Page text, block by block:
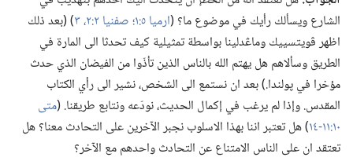
الشارع ويسألك رأيك في موضوع ما؟‏ (‏ارميا ٥:‏١؛‏ صفنيا ٢:‏٢،‏ ٣
‏)‏ (‏بعد ذلك
اظهر ڤويتسييك وماڠدلينا بواسطة تمثيلية كيف تحدثا الى المارة في
الطريق وسألاهم هل يهتم الله بالناس الذين تأذّوا من الفيضان الذي حدث
مؤخرا في پولندا.‏)‏ بعد ان نستمع الى الشخص،‏ نشير الى رأي الكتاب
المقدس.‏ وإذا لم يرغب في إكمال الحديث،‏ نودّعه ونتابع طريقنا.‏ (‏متى
١٠:‏١١-‏١٤
‏)‏ هل تعتبر اننا بهذا الاسلوب نجبر الآخرين على التحادث معنا؟‏ هل
تعتقد ان على الناس الامتناع عن التحادث واحدهم مع الآخر؟‏